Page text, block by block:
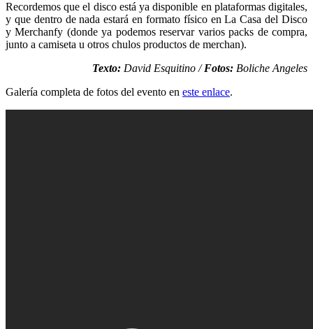
Recordemos que el disco está ya disponible en plataformas digitales,
y que dentro de nada estará en formato físico en La Casa del Disco
y Merchanfy (donde ya podemos reservar varios packs de compra,
junto a camiseta u otros chulos productos de merchan).
Texto: David Esquitino /Fotos: Boliche Angeles
Galería completa de fotos del evento en este enlace.